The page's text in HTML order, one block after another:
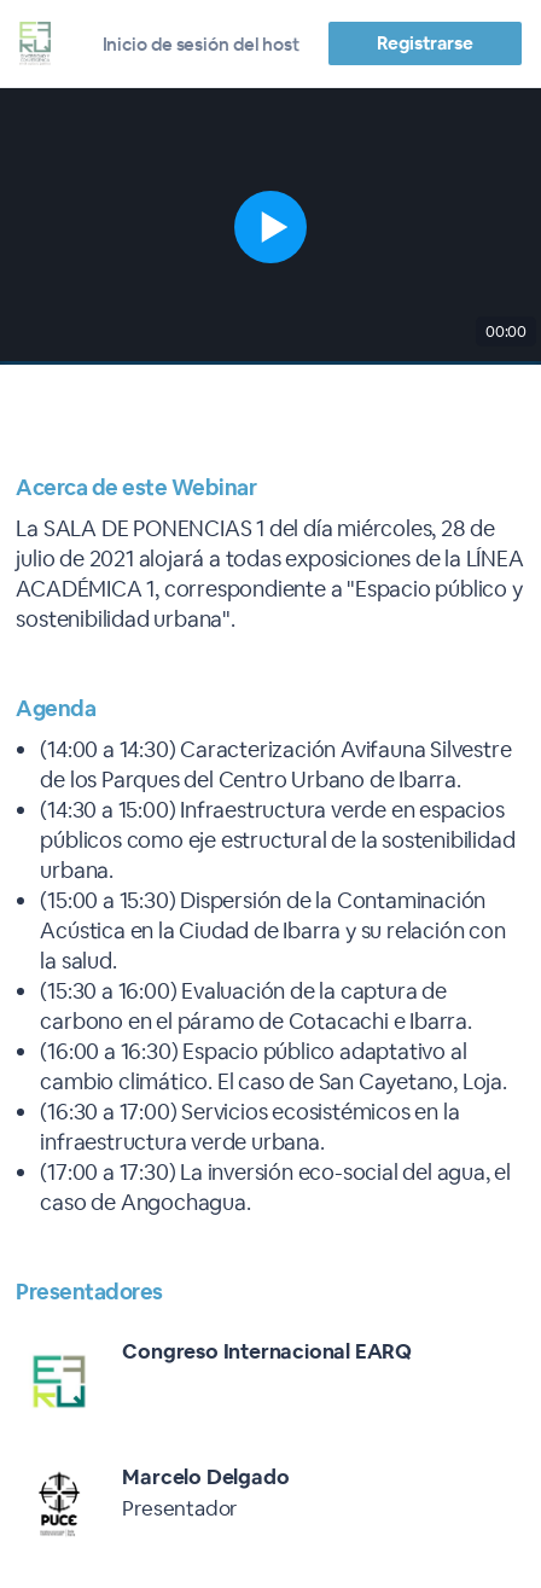
Inicio de sesión del host Registrarse
00:00
Acerca de este Webinar
La SALA DE PONENCIAS 1 del día miércoles, 28 de
julio de 2021 alojará a todas exposiciones de la LÍNEA
ACADÉMICA 1, correspondiente a "Espacio público y
sostenibilidad urbana".
Agenda
(14:00 a 14:30) Caracterización Avifauna Silvestre
de los Parques del Centro Urbano de Ibarra.
(14:30 a 15:00) Infraestructura verde en espacios
públicos como eje estructural de la sostenibilidad
urbana.
(15:00 a 15:30) Dispersión de la Contaminación
Acústica en la Ciudad de Ibarra y su relación con
la salud.
(15:30 a 16:00) Evaluación de la captura de
carbono en el páramo de Cotacachi e Ibarra.
(16:00 a 16:30) Espacio público adaptativo al
cambio climático. El caso de San Cayetano, Loja.
(16:30 a 17:00) Servicios ecosistémicos en la
infraestructura verde urbana.
(17:00 a 17:30) La inversión eco-social del agua, el
caso de Angochagua.
Presentadores
Congreso Internacional EARQ
Marcelo Delgado
Presentador